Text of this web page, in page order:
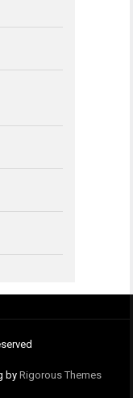
by Rigorous Themes